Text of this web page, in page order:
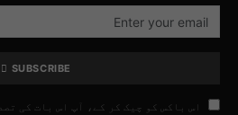
SUBSCRIBE
اس باکس کو چیک کر کے، آپ اس بات کی